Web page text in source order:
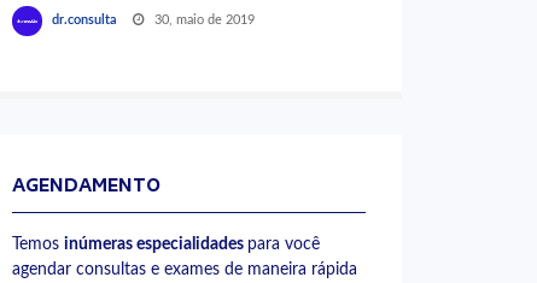
dr.consulta 30, maio de 2019
AGENDAMENTO
Temos inúmeras especialidades para você
agendar consultas e exames de maneira rápida